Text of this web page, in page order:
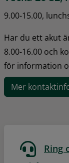
9.00-15.00,
Har du ett akut
8.00-16.00 och
för information
Mer
Ring